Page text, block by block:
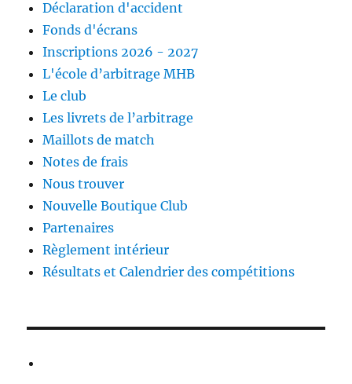
Déclaration d'accident
Fonds d'écrans
Inscriptions 2026 - 2027
L'école d’arbitrage MHB
Le club
Les livrets de l’arbitrage
Maillots de match
Notes de frais
Nous trouver
Nouvelle Boutique Club
Partenaires
Règlement intérieur
Résultats et Calendrier des compétitions